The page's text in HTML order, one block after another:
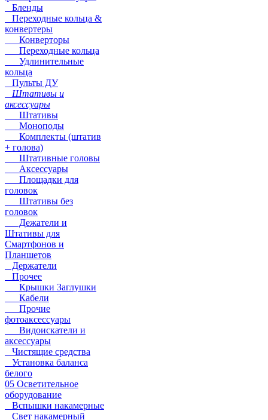
Бленды
Переходные кольца &
конвертеры
Конверторы
Переходные кольца
Удлинительные
кольца
Пульты ДУ
Штативы и
аксессуары
Штативы
Моноподы
Комплекты (штатив
+ голова)
Штативные головы
Аксессуары
Площадки для
головок
Штативы без
головок
Дежатели и
Штативы для
Смартфонов и
Планшетов
Держатели
Прочее
Крышки Заглушки
Кабели
Прочие
фотоаксессуары
Видоискатели и
аксессуары
Чистящие средства
Установка баланса
белого
05 Осветительное
оборудование
Вспышки накамерные
Свет накамерный